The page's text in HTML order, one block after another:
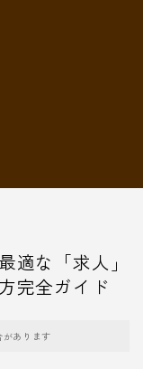
適な「求人」
完全ガイド
あります